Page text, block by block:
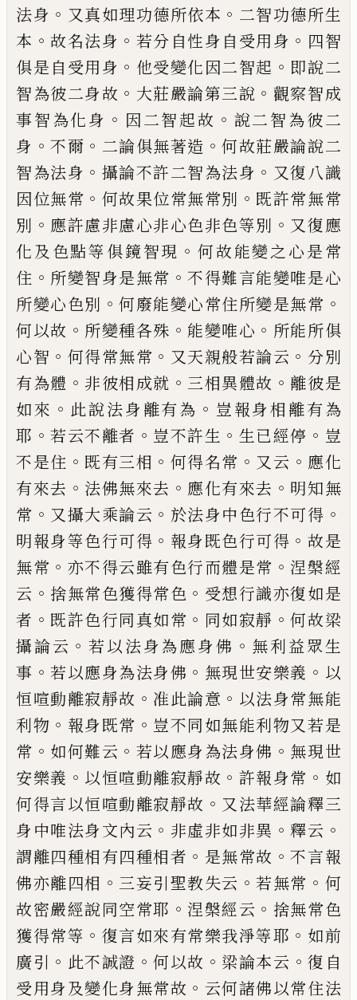
法身 。 又真如理功德所依本 。 二智功德所生
本 。故名法身 。 若分自性身自受用身 。 四智
俱是自受用身 。 他受變化因二智起 。 即說二
智為彼二身故 。 大莊嚴論第三說 。 觀察智成
事智為化身 。 因二智起故 。 說二智為彼二
身 。不爾 。 二論俱無著造 。何故莊嚴論說二
智為法身 。 攝論不許二智為法身 。 又復八識
因位無常 。 何故果位常無常別 。 既許常無常
別 。 應許慮非慮心非心色非色等別 。 又復應
化及色點等俱鏡智現 。 何故能變之心是常
住 。 所變智身是無常 。不得難言能變唯是心
所變心色別 。何廢能變心常住所變是無常 。
何以故 。 所變種各殊 。 能變唯心 。 所能所俱
心智 。 何得常無常 。 又天親般若論云 。 分別
有為體 。 非彼相成就 。 三相異體故 。 離彼是
如來 。 此說法身離有為 。 豈報身相離有為
耶 。若云不離者 。 豈不許生 。 生已經停 。 豈
不是住 。 既有三相 。 何得名常 。 又云 。 應化
有來去 。 法佛無來去 。 應化有來去 。 明知無
常 。 又攝大乘論云 。 於法身中色行不可得 。
明報身等色行可得 。 報身既色行可得 。故是
無常 。 亦不得云雖有色行而體是常 。涅槃經
云 。 捨無常色獲得常色 。 受想行識亦復如是
者 。 既許色行同真如常 。 同如寂靜 。何故梁
攝論云 。若以法身為應身佛 。 無利益眾生
事 。若以應身為法身佛 。 無現世安樂義 。 以
恒喧動離寂靜故 。 准此論意 。 以法身常無能
利物 。 報身既常 。 豈不同如無能利物又若是
常 。 如何難云 。 若以應身為法身佛 。 無現世
安樂義 。 以恒喧動離寂靜故 。 許報身常 。 如
何得言以恒喧動離寂靜故 。 又法華經論釋三
身中唯法身文內云 。 非虛非如非異 。釋云 。
謂離四種相有四種相者 。 是無常故 。不言報
佛亦離四相 。 三妄引聖教失云 。若無常 。 何
故密嚴經說同空常耶 。涅槃經云 。 捨無常色
獲得常等 。 復言如來有常樂我淨等耶 。 如前
廣引 。 此不誠證 。何以故 。 梁論本云 。復自
受用身及變化身無常故 。 云何諸佛以常住法